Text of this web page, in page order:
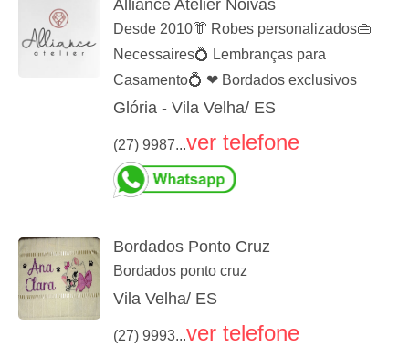
Alliance Atelier Noivas
Desde 2010👘 Robes personalizados👜
Necessaires💍 Lembranças para
Casamento💍 ❤ Bordados exclusivos
Glória - Vila Velha/ ES
(27) 9987...ver telefone
Bordados Ponto Cruz
Bordados ponto cruz
Vila Velha/ ES
(27) 9993...ver telefone